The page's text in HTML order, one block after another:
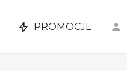
PROMOCJE